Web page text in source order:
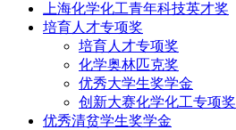
上海化学化工青年科技英才奖
培育人才专项奖
培育人才专项奖
化学奥林匹克奖
优秀大学生奖学金
创新大赛化学化工专项奖
优秀清贫学生奖学金